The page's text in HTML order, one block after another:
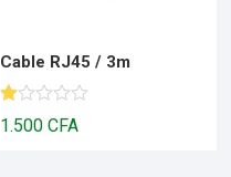
Cable RJ45 / 3m
N
ot
1.500 CFA